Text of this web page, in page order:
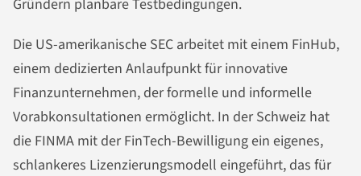
Gründern planbare Testbedingungen.
Die US-amerikanische SEC arbeitet mit einem FinHub,
einem dedizierten Anlaufpunkt für innovative
Finanzunternehmen, der formelle und informelle
Vorabkonsultationen ermöglicht. In der Schweiz hat
die FINMA mit der FinTech-Bewilligung ein eigenes,
schlankeres Lizenzierungsmodell eingeführt, das für